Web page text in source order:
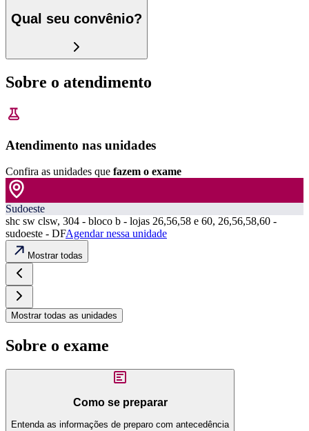
Qual seu convênio?
Sobre o atendimento
Atendimento nas unidades
Confira as unidades que fazem o exame
Sudoeste
shc sw clsw, 304 - bloco b - lojas 26,56,58 e 60, 26,56,58,60 -
sudoeste - DFAgendar nessa unidade
Mostrar todas
Mostrar todas as unidades
Sobre o exame
Como se preparar
Entenda as informações de preparo com antecedência